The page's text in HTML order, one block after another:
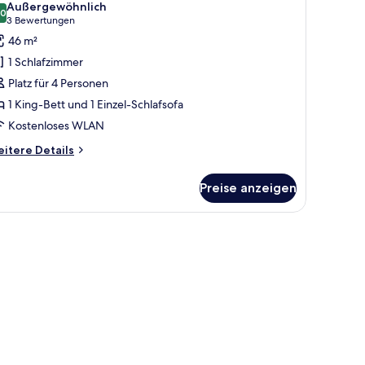
von 10
Außergewöhnlich
3 Bewertungen
(3
Bewertungen)
46 m²
1 Schlafzimmer
Platz für 4 Personen
1 King-Bett und 1 Einzel-Schlafsofa
Kostenloses WLAN
Details
Preise anzeigen